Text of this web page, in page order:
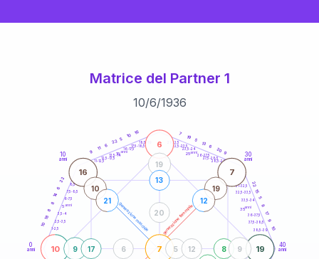
Matrice del Partner 1
10/6/1936
generazione maschile generazione femminile
0
anni
10
anni
30
anni
40
anni
1-2,5
2,5-3,5
3,5-4
6-7,5
7,5-8,5
8,5-9
11-12,5
12,5-13,5
13,5-14
16-17,5
17,5-18,5
18,5-19
21-22,5
22,5-23,5
23,5-24
26-27,5
27,5-28,5
28,5-29
31-32,5
32,5-33,5
33,5-34
36-37,5
37,5-38,5
38,5-39
10
18
8
8
14
6
22
9
11
6
22 5
10
16 7
19 5
13
6
20
9
22
15
5
8
17
9
10
10
6
19
7
16 7
8
9
19
9
17
13
5 12
6
20
10
21
19
12
5anni
15 anni 25anni
35anni